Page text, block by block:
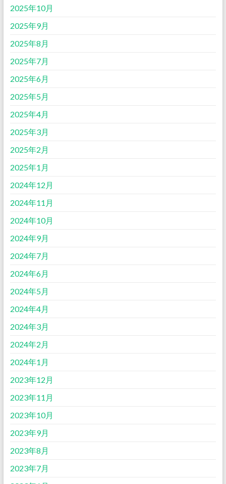
2025年10月
2025年9月
2025年8月
2025年7月
2025年6月
2025年5月
2025年4月
2025年3月
2025年2月
2025年1月
2024年12月
2024年11月
2024年10月
2024年9月
2024年7月
2024年6月
2024年5月
2024年4月
2024年3月
2024年2月
2024年1月
2023年12月
2023年11月
2023年10月
2023年9月
2023年8月
2023年7月